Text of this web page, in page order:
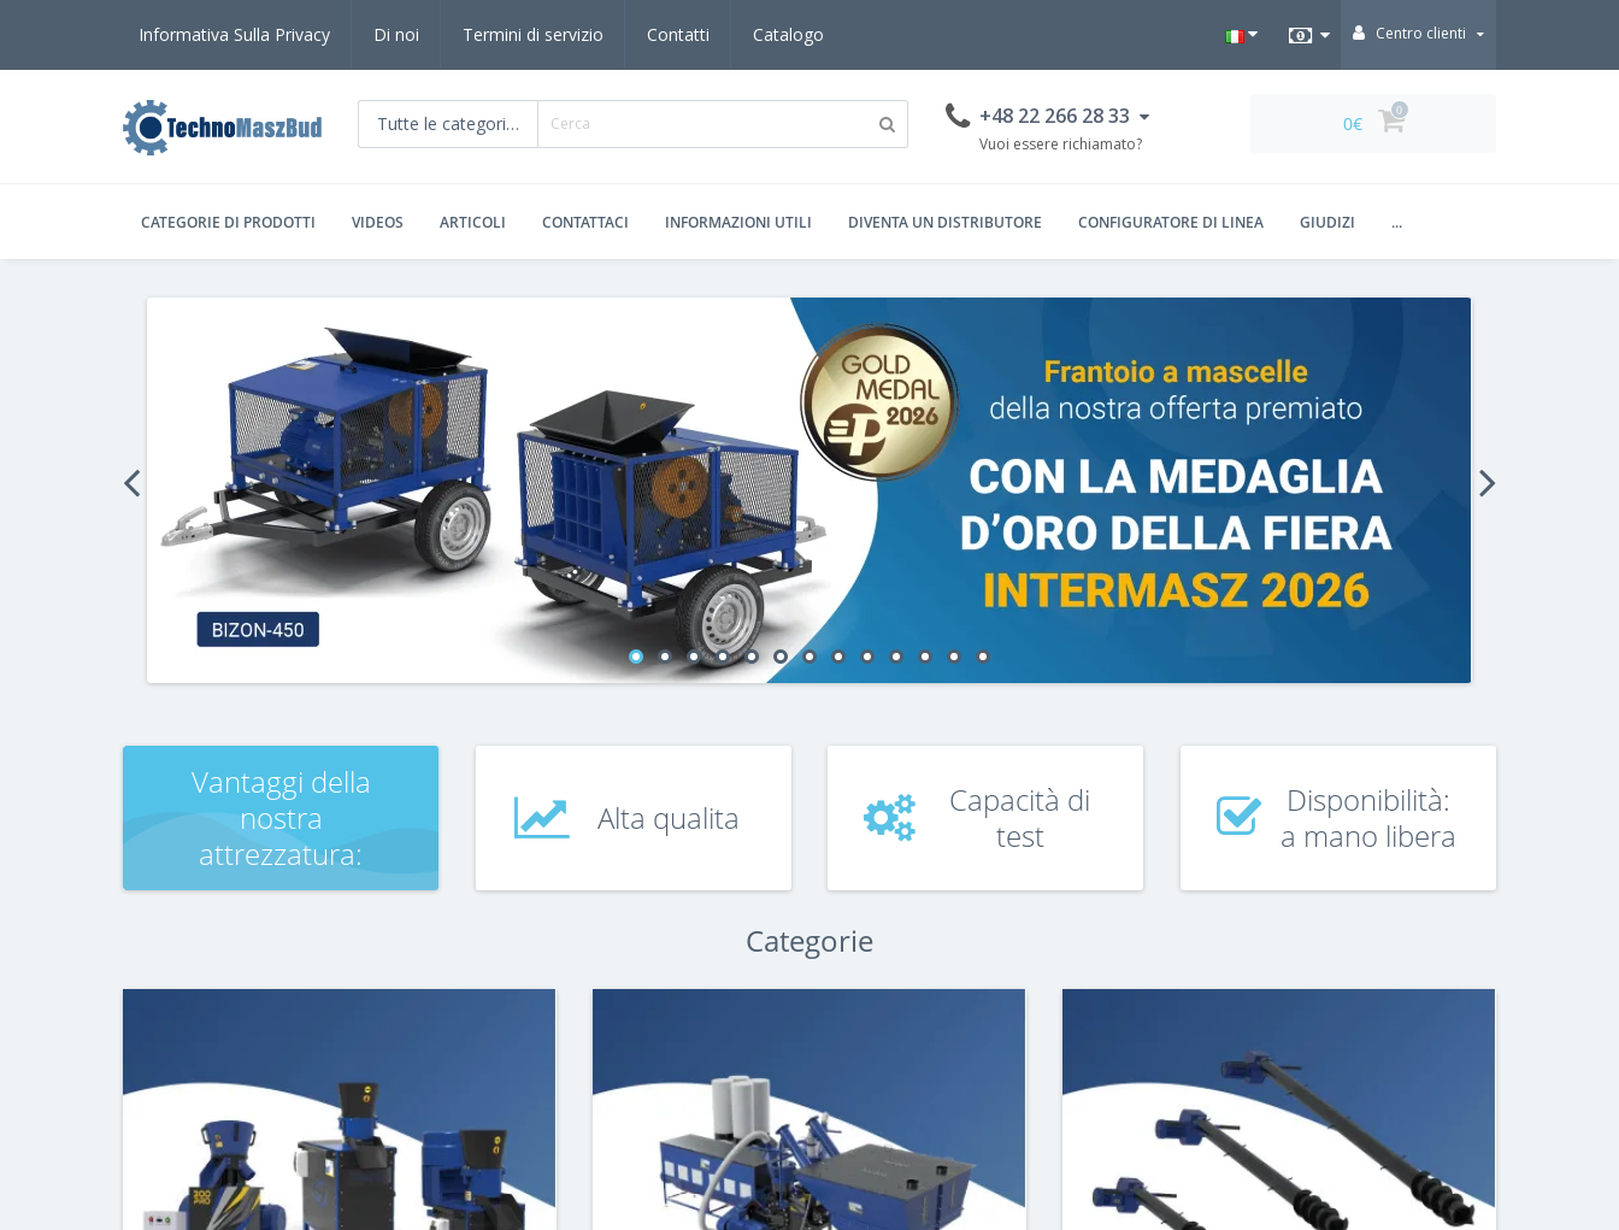
Informativa Sulla Privacy Di noi Termini di servizio Contatti Catalogo Centro clienti
Tutte le categorie +48 22 266 28 33
Vuoi essere richiamato?
0€
0
CATEGORIE DI PRODOTTI VIDEOS ARTICOLI CONTATTACI INFORMAZIONI UTILI DIVENTA UN DISTRIBUTORE CONFIGURATORE DI LINEA GIUDIZI ...
Vantaggi della
nostra
attrezzatura:
Alta qualita
Capacità di
test
Disponibilità:
a mano libera
Categorie